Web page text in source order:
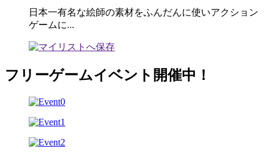
日本一有名な絵師の素材をふんだんに使いアクション
ゲームに...
フリーゲームイベント開催中！